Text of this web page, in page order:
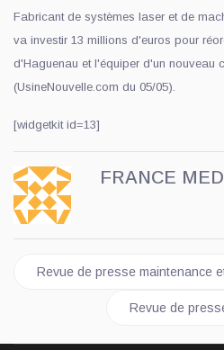
Fabricant de systèmes laser et de
va investir 13 millions d'euros pour
d'Haguenau et l'équiper d'un nouveau
(UsineNouvelle.com du 05/05).
[widgetkit id=13]
FRANCE
Article précédent : Revue de
Revue de presse maintenance
Article suivant :
Revue de